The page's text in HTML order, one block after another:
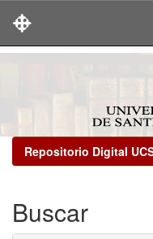
Repositorio Digital
Buscar